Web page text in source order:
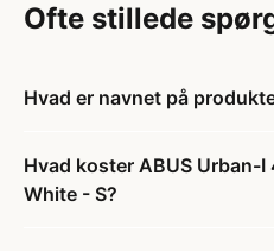
Ofte stillede
Hvad er navnet på
Hvad koster ABUS Urban-
White - S?